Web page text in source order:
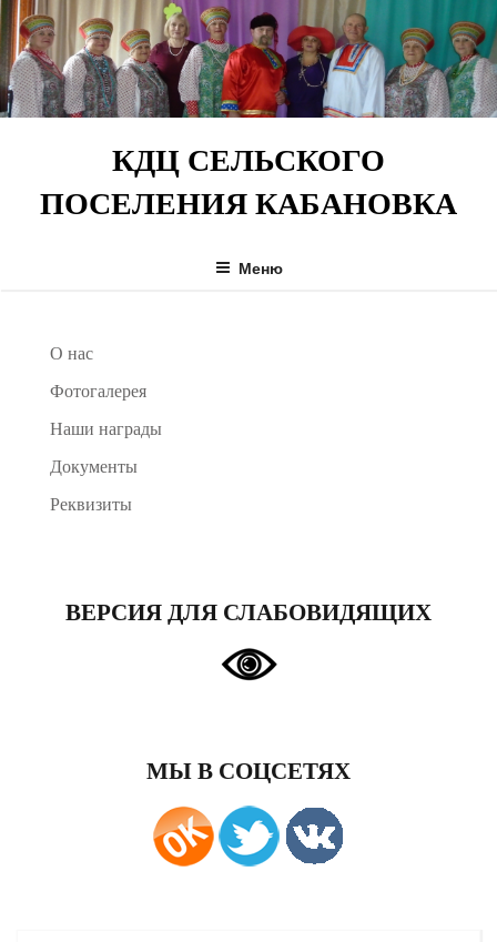
Перейти
к
содержимому
КДЦ СЕЛЬСКОГО
ПОСЕЛЕНИЯ КАБАНОВКА
Меню
О нас
Фотогалерея
Наши награды
Документы
Реквизиты
ВЕРСИЯ ДЛЯ СЛАБОВИДЯЩИХ
МЫ В СОЦСЕТЯХ